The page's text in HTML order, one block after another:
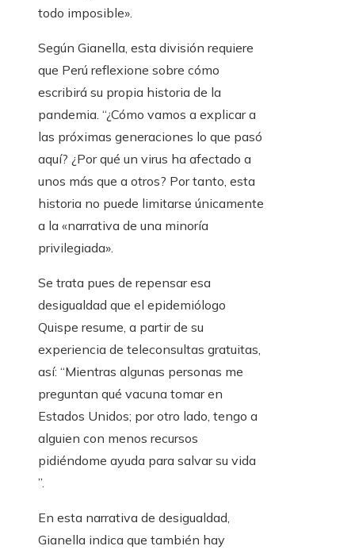
todo imposible».
Según Gianella, esta división requiere
que Perú reflexione sobre cómo
escribirá su propia historia de la
pandemia. “¿Cómo vamos a explicar a
las próximas generaciones lo que pasó
aquí? ¿Por qué un virus ha afectado a
unos más que a otros? Por tanto, esta
historia no puede limitarse únicamente
a la «narrativa de una minoría
privilegiada».
Se trata pues de repensar esa
desigualdad que el epidemiólogo
Quispe resume, a partir de su
experiencia de teleconsultas gratuitas,
así: “Mientras algunas personas me
preguntan qué vacuna tomar en
Estados Unidos; por otro lado, tengo a
alguien con menos recursos
pidiéndome ayuda para salvar su vida
”.
En esta narrativa de desigualdad,
Gianella indica que también hay